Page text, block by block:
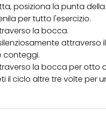
posiziona la punta
per tutto l'esercizio.
la bocca.
conteggi.
la bocca per otto
il ​​ciclo altre tre volte per